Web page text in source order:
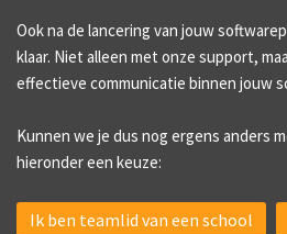
Ook na de lancering van jouw
klaar. Niet alleen met onze support,
effectieve communicatie binnen jouw
Kunnen we je dus nog ergens anders
hieronder een keuze:
Ik ben teamlid van een school